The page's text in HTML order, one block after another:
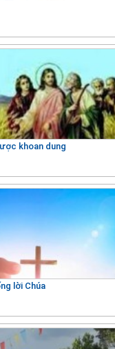
khoan dung
lời Chúa